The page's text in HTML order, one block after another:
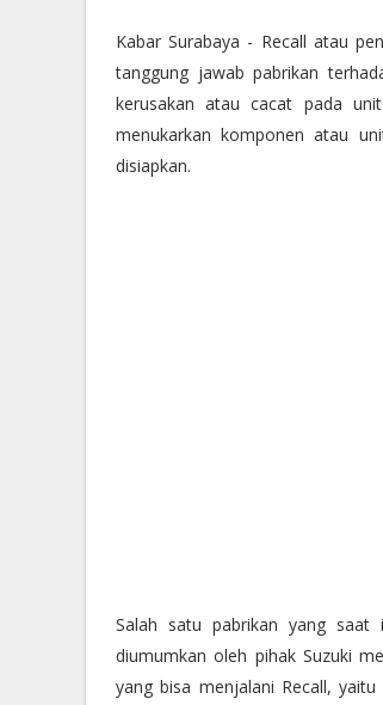
Kabar Surabaya - Recall atau
tanggung jawab pabrikan
kerusakan atau cacat pada
menukarkan komponen atau
disiapkan.
Salah satu pabrikan yang saat
diumumkan oleh pihak Suzuki
yang bisa menjalani Recall,